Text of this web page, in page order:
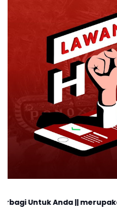
|| merupakan